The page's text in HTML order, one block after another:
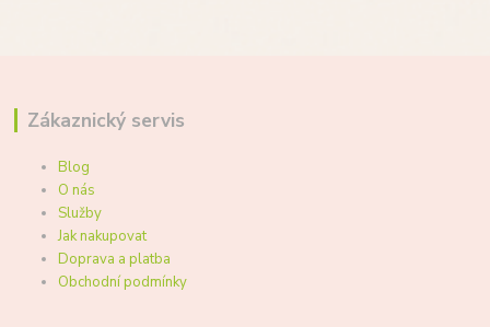
Zákaznický servis
Blog
O nás
Služby
Jak nakupovat
Doprava a platba
Obchodní podmínky